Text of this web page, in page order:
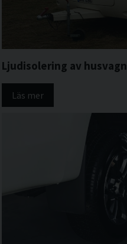
Ljudisolering av husvagn
Läs mer